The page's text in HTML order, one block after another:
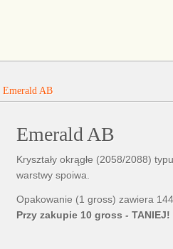
Emerald AB
Emerald AB
Kryształy okrągłe (2058/2088)
warstwy spoiwa.
Opakowanie (1 gross) zawiera
Przy zakupie 10 gross - TANIEJ!